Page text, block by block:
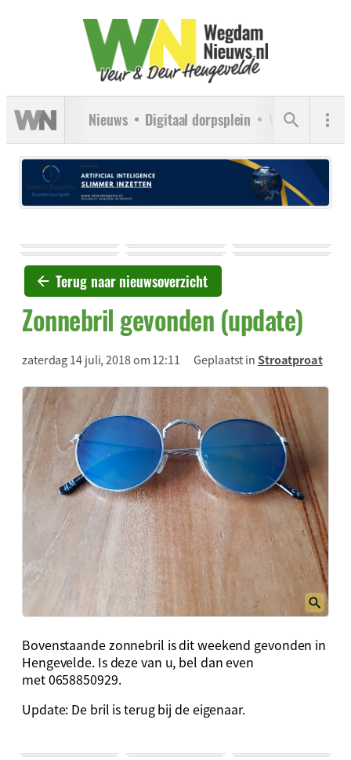
Nieuws Digitaal dorpsplein Verenigingen
Terug naar nieuwsoverzicht
Zonnebril gevonden (update)
zaterdag 14 juli, 2018 om 12:11 Geplaatst inStroatproat
Bovenstaande zonnebril is dit weekend gevonden in
Hengevelde. Is deze van u, bel dan even
met 0658850929.
Update: De bril is terug bij de eigenaar.